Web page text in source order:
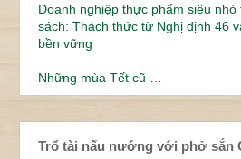
Doanh nghiệp thực phẩm siêu
sách: Thách thức từ Nghị định 46
bền vững
Những mùa Tết cũ …
Trổ tài nấu nướng với phở sắn